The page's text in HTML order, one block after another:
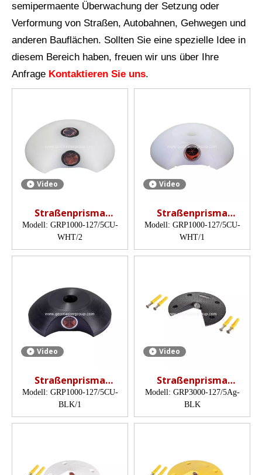
semipermaente Überwachung der Setzung oder
Verformung von Straßen, Autobahnen, Gehwegen und
anderen Bauflächen. Sollten Sie eine spezielle Idee in
diesem Bereich haben, freuen wir uns über Ihre
Anfrage Kontaktieren Sie uns.
Video
Straßenprisma
(Katzenaugenprisma,
12,7 mm)
Modell: GRP1000-127/5CU-
WHT/2
Video
Straßenprisma
(Katzenaugenprisma,
12,7 mm)
Modell: GRP1000-127/5CU-
WHT/1
Video
Straßenprisma
(Katzenaugenprisma,
12,7 mm)
Modell: GRP1000-127/5CU-
BLK/1
Video
Straßenprisma
(Katzenaugenprisma,
12,7 mm)
Modell: GRP3000-127/5Ag-
BLK